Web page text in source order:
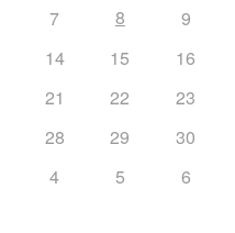
7 8
9
14 15
16
21 22
23
28 29
30
4 5 6